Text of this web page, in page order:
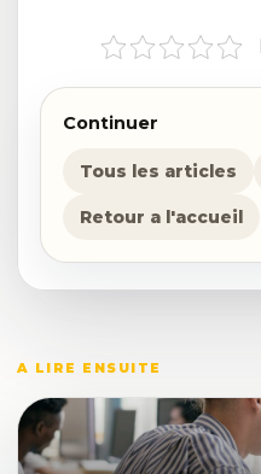
Continuer
Tous les articles
Retour a l'accueil
A LIRE ENSUITE